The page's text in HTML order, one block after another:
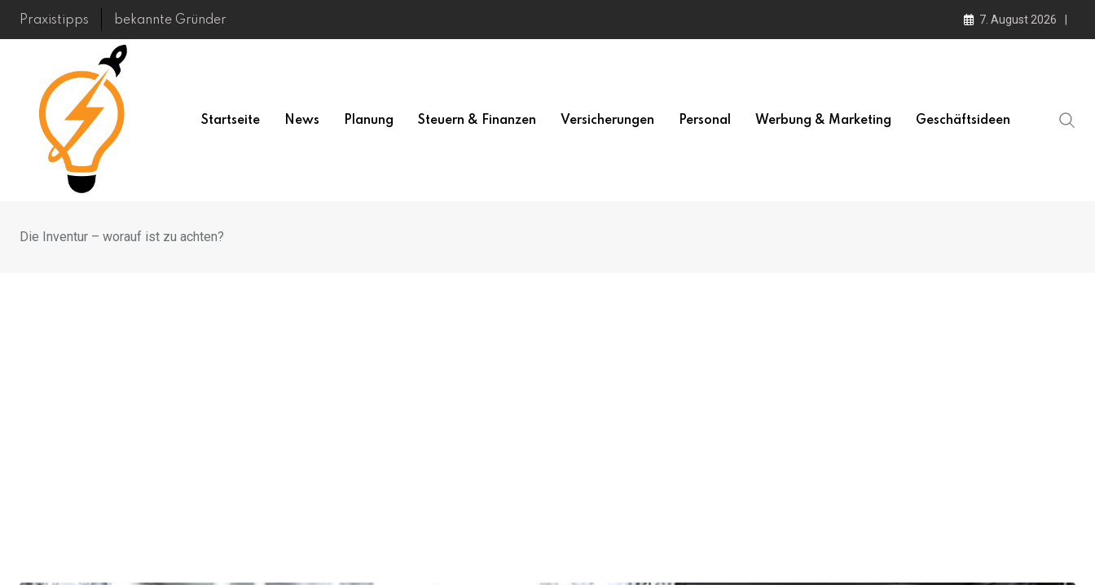
Skip
Praxistipps bekannte Gründer 7. August 2026
Startseite News Planung Steuern & Finanzen Versicherungen Personal Werbung & Marketing Geschäftsideen
Die Inventur – worauf ist zu achten?